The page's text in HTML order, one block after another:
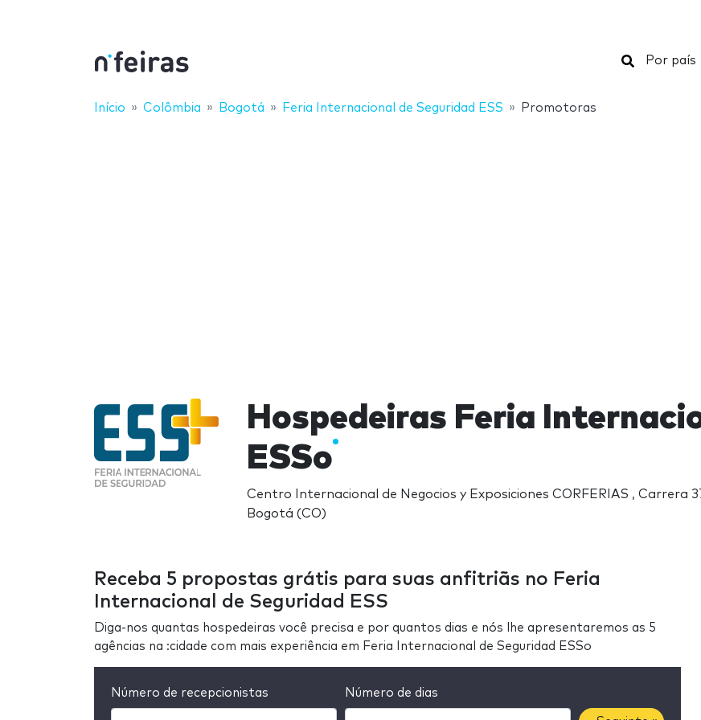
Buscar
Por país
Início Colômbia Bogotá Feria Internacional de Seguridad ESS Promotoras
Hospedeiras Feria
ESSo
Centro Internacional de Negocios y Exposiciones CORFERIAS , Carrera
Bogotá (CO)
Receba 5 propostas grátis para suas anfitriãs no Feria
Internacional de Seguridad ESS
Diga-nos quantas hospedeiras você precisa e por quantos dias e nós lhe apresentaremos as 5
agências na :cidade com mais experiência em Feria Internacional de Seguridad ESSo
Número de recepcionistas Número de dias